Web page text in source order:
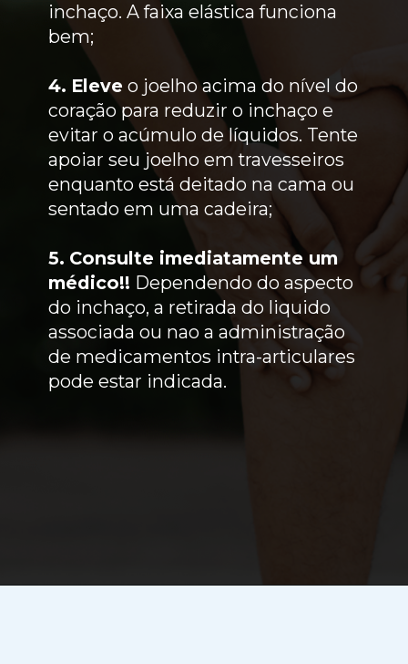
inchaço. A faixa elástica funciona
bem;
4. Eleve o joelho acima do nível do
coração para reduzir o inchaço e
evitar o acúmulo de líquidos. Tente
apoiar seu joelho em travesseiros
enquanto está deitado na cama ou
sentado em uma cadeira;
5. Consulte imediatamente um
médico!! Dependendo do aspecto
do inchaço, a retirada do liquido
associada ou nao a administração
de medicamentos intra-articulares
pode estar indicada.